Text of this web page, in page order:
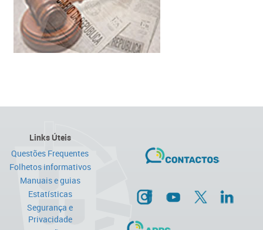
Links Úteis
Questões Frequentes
Folhetos informativos
Manuais e guias
Estatísticas
Segurança e
Privacidade